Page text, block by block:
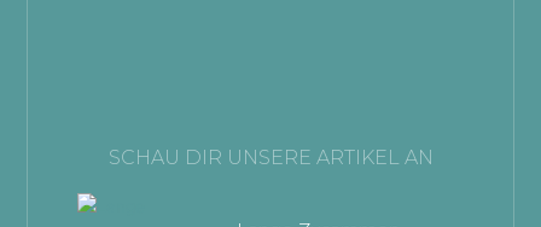
SCHAU DIR UNSERE ARTIKEL AN